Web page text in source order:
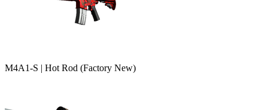
M4A1-S | Hot Rod (Factory New)